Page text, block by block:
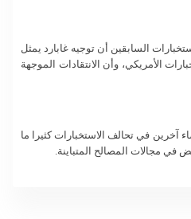
السابقين أن توجيه غابارد يمثل
الأمريكي، وأن الانتقادات الموجهة
آخرين في تحالف الاستخبارات كثيرا ما
مجالات المصالح المتباينة.